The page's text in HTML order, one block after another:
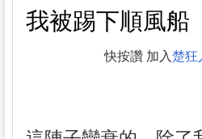
我被踢下順風船
快按讚 加入楚狂